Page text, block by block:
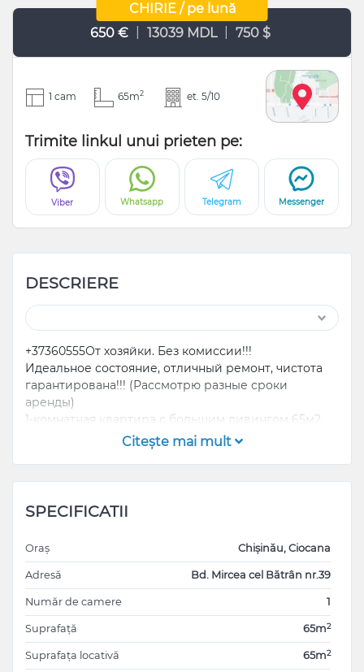
CHIRIE / pe lună
650 €
13039 MDL 750 $
1 cam 65m2 et. 5/10
Trimite linkul unui prieten pe:
Viber Whatsapp Telegram Messenger
DESCRIERE
+37360555От хозяйки. Без комиссии!!!
Идеальное состояние, отличный ремонт, чистота
гарантирована!!! (Рассмотрю разные сроки
аренды)
1-комнатная квартира с большим ливингом 65м2
2 кондиционера, 2WC, посудомоечная машина,
посуда, полотенца, постельное белье, подушки,
Citeşte mai mult
SPECIFICATII
Oraș Chișinău, Ciocana
Adresă Bd. Mircea cel Bătrân nr.39
Număr de camere 1
Suprafață 65m2
Suprafața locativă 65m2